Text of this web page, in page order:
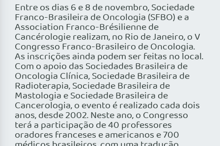
Entre os dias 6 e 8 de novembro, Sociedade
Franco-Brasileira de Oncologia (SFBO) e a
Association Franco-Brésilienne de
Cancérologie realizam, no Rio de Janeiro, o V
Congresso Franco-Brasileiro de Oncologia.
As inscrições ainda podem ser feitas no local.
Com o apoio das Sociedades Brasileira de
Oncologia Clínica, Sociedade Brasileira de
Radioterapia, Sociedade Brasileira de
Mastologia e Sociedade Brasileira de
Cancerologia, o evento é realizado cada dois
anos, desde 2002. Neste ano, o Congresso
terá a participação de 40 professores
oradores franceses e americanos e 700